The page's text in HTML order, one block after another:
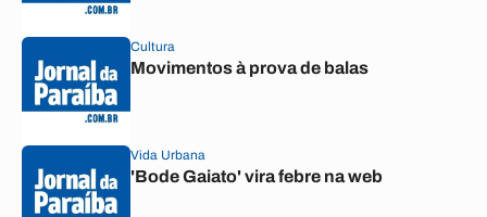
Cultura
Movimentos à prova de balas
Vida Urbana
'Bode Gaiato' vira febre na web